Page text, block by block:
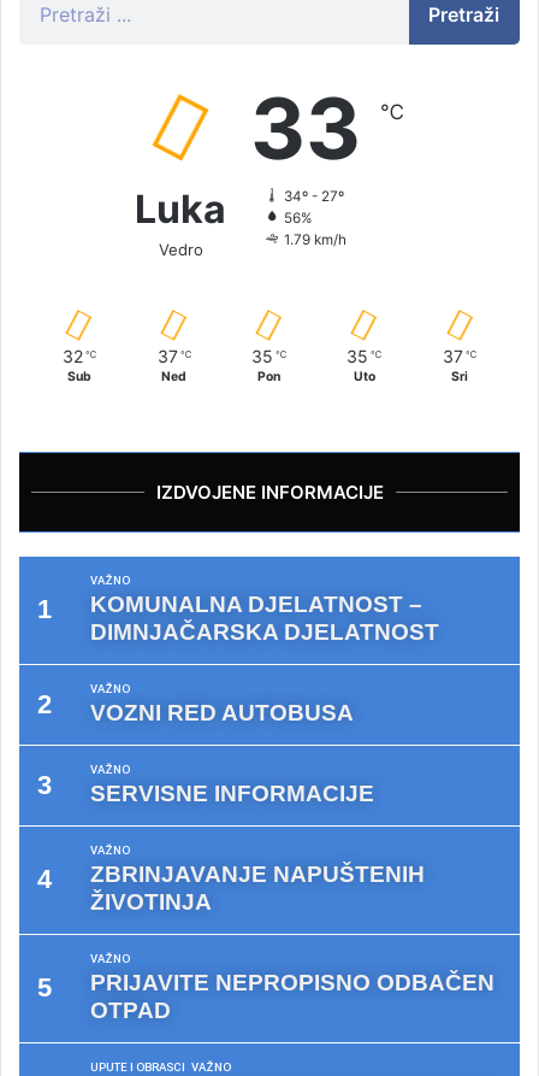
Pretraži
Luka
Vedro
33 ℃
34º - 27º
56%
1.79 km/h
32 ℃
Sub
37 ℃
Ned
35 ℃
Pon
35 ℃
Uto
37 ℃
Sri
IZDVOJENE INFORMACIJE
VAŽNO
KOMUNALNA DJELATNOST –
DIMNJAČARSKA DJELATNOST
VAŽNO
VOZNI RED AUTOBUSA
VAŽNO
SERVISNE INFORMACIJE
VAŽNO
ZBRINJAVANJE NAPUŠTENIH
ŽIVOTINJA
VAŽNO
PRIJAVITE NEPROPISNO ODBAČEN
OTPAD
UPUTE I OBRASCI VAŽNO